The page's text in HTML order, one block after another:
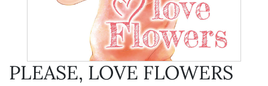
PLEASE, LOVE FLOWERS